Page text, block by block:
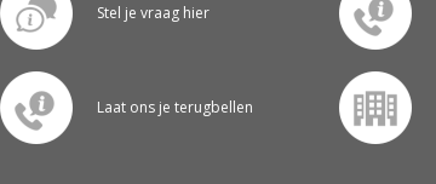
Stel je vraag hier
Laat ons je terugbellen